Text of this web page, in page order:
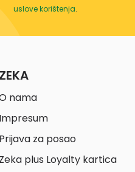
uslove korištenja.
ZEKA
nama
Impresum
Prijava za posao
Zeka plus Loyalty kartica